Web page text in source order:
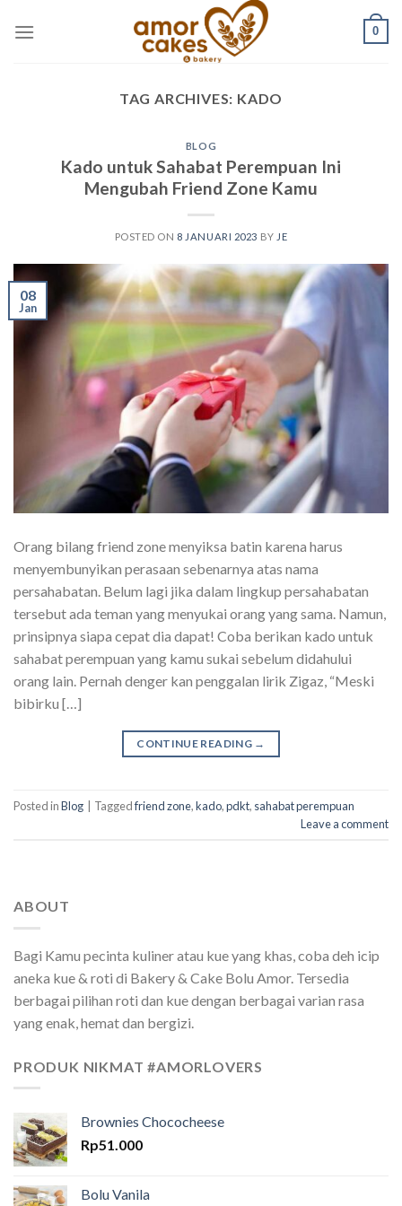
0
TAG ARCHIVES: KADO
BLOG
Kado untuk Sahabat Perempuan Ini
Mengubah Friend Zone Kamu
POSTED ON 8 JANUARI 2023 BY JE
08
Jan
Orang bilang friend zone menyiksa batin karena harus
menyembunyikan perasaan sebenarnya atas nama
persahabatan. Belum lagi jika dalam lingkup persahabatan
tersebut ada teman yang menyukai orang yang sama. Namun,
prinsipnya siapa cepat dia dapat! Coba berikan kado untuk
sahabat perempuan yang kamu sukai sebelum didahului
orang lain. Pernah denger kan penggalan lirik Zigaz, “Meski
bibirku […]
CONTINUE READING →
Posted inBlog Taggedfriend zone,kado,pdkt, sahabat perempuan
Leave a comment
ABOUT
Bagi Kamu pecinta kuliner atau kue yang khas, coba deh icip
aneka kue & roti di Bakery & Cake Bolu Amor. Tersedia
berbagai pilihan roti dan kue dengan berbagai varian rasa
yang enak, hemat dan bergizi.
PRODUK NIKMAT #AMORLOVERS
Brownies Chococheese
Rp51.000
Bolu Vanila